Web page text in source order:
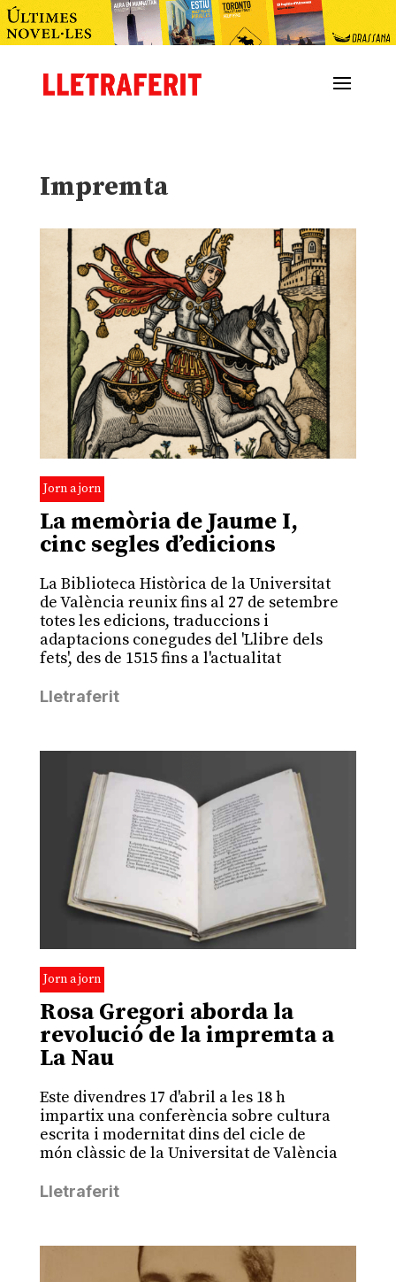
Impremta
Jorn a jorn
La memòria de Jaume I,
cinc segles d’edicions
La Biblioteca Històrica de la Universitat
de València reunix fins al 27 de setembre
totes les edicions, traduccions i
adaptacions conegudes del 'Llibre dels
fets', des de 1515 fins a l'actualitat
Lletraferit
Jorn a jorn
Rosa Gregori aborda la
revolució de la impremta a
La Nau
Este divendres 17 d'abril a les 18 h
impartix una conferència sobre cultura
escrita i modernitat dins del cicle de
món clàssic de la Universitat de València
Lletraferit